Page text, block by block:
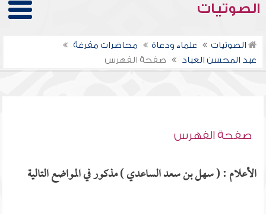
الصوتيات
الصوتيات علماء ودعاة
محاضرات مفرغة
عبد المحسن العباد
صفحة الفهرس
صفحة الفهرس
الأعلام : ( سهل بن سعد الساعدي ) مذكور في المواضع التالية